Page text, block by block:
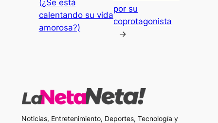
(¿Se está
calentando su vida
amorosa?)
por su
coprotagonista
→
Noticias, Entretenimiento, Deportes, Tecnología y